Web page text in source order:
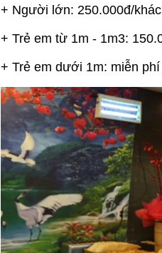
+ Người lớn: 250.000đ/
+ Trẻ em từ 1m - 1m3:
+ Trẻ em dưới 1m: miễn